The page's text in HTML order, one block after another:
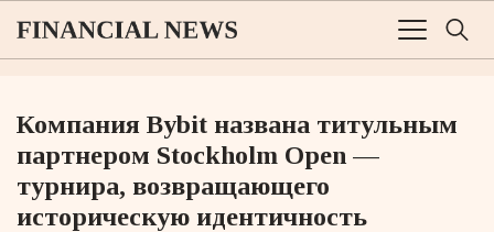
Компания Bybit названа титульным
партнером Stockholm Open —
турнира, возвращающего
историческую идентичность